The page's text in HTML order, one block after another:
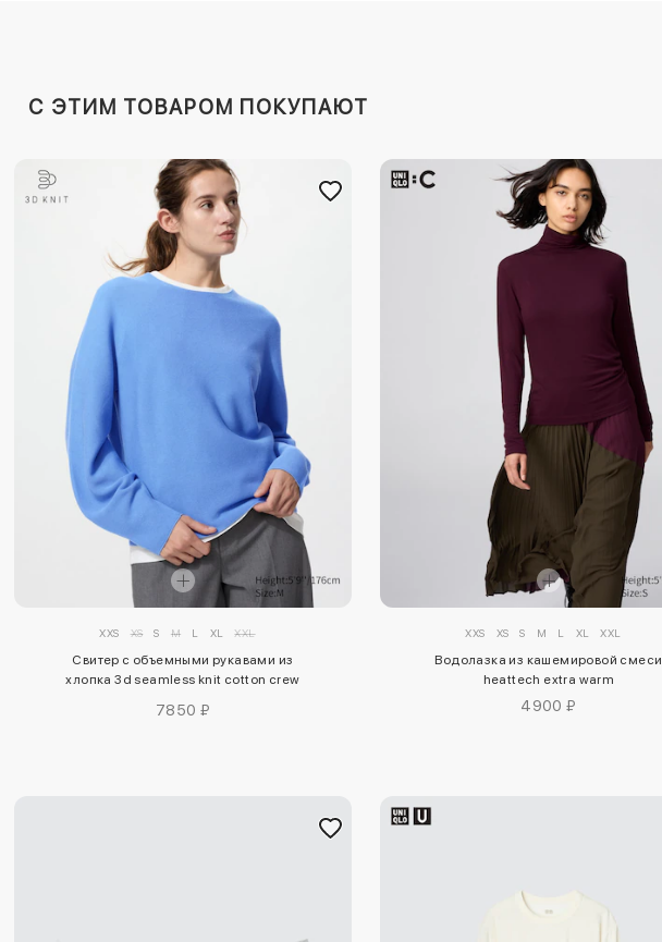
C ЭТИМ ТОВАРОМ ПОКУПАЮТ
XXS XS S M L XL XXL
Свитер с объемными рукавами из
хлопка 3d seamless knit cotton crew
7850 ₽
XXS XS S M L XL XXL
Водолазка из кашемировой смеси
heattech extra warm
4900 ₽